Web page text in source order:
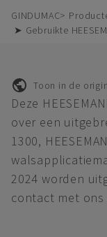
GINDUMAC
➤ Gebruikte
Toon in de
Deze
over een
1300,
2024 worden
contact met